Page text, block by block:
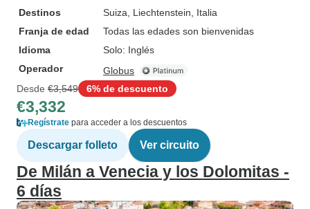
Destinos
Suiza , Liechtenstein , Italia
Franja de edad
Todas las edades son bienvenidas
Idioma
Solo: Inglés
Operador
Globus
Desde €3,549 6% de descuento
€3,332
Regístrate para acceder a los descuentos
Descargar folleto Ver circuito
De Milán a Venecia y los Dolomitas -
6 días